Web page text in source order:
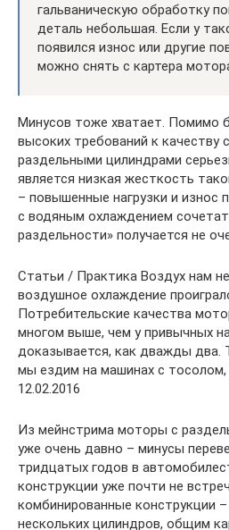
гальваническую обработку
деталь небольшая. Если у
появился износ или другие
можно снять с картера
Минусов тоже хватает. Помимо
высоких требований к качеству
раздельными цилиндрами
является низкая жесткость
– повышенные нагрузки и износ
с водяным охлаждением
раздельности» получается не
Статьи / Практика Воздух нам
воздушное охлаждение
Потребительские качества
многом выше, чем у привычных
доказывается, как дважды два.
мы ездим на машинах с тосолом,
12.02.2016
Из мейнстрима моторы с
уже очень давно – минусы
тридцатых годов в
конструкции уже почти не
комбинированные конструкции
нескольких цилиндров, общим